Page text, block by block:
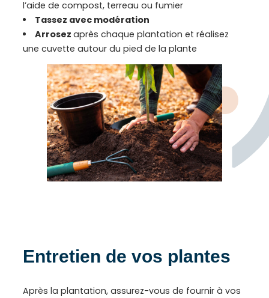
l’aide de compost, terreau ou fumier
Tassez avec modération
Arrosezaprès chaque plantation et réalisez
une cuvette autour du pied de la plante
Entretien de vos plantes
Après la plantation, assurez-vous de fournir à vos